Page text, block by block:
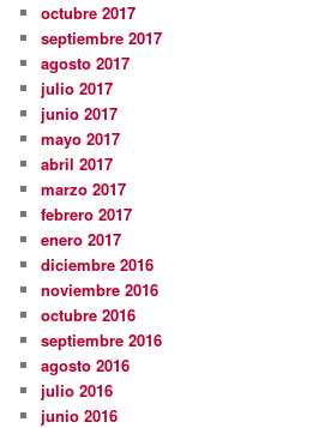
octubre 2017
septiembre 2017
agosto 2017
julio 2017
junio 2017
mayo 2017
abril 2017
marzo 2017
febrero 2017
enero 2017
diciembre 2016
noviembre 2016
octubre 2016
septiembre 2016
agosto 2016
julio 2016
junio 2016